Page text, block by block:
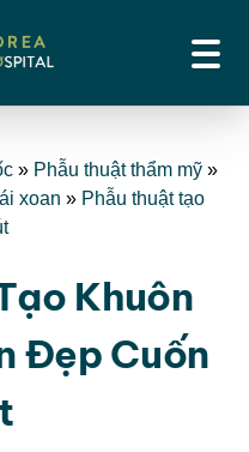
» Phẫu thuật thẩm mỹ »
xoan » Phẫu thuật tạo
Khuôn
Đẹp Cuốn